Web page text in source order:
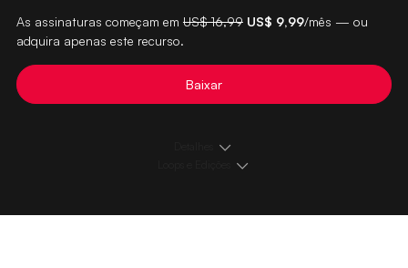
As assinaturas começam em US$ 16,99 US$ 9,99/mês — ou
adquira apenas este recurso.
Baixar